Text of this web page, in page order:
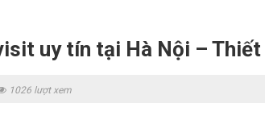
uy tín tại Hà Nội –
1026 lượt xem